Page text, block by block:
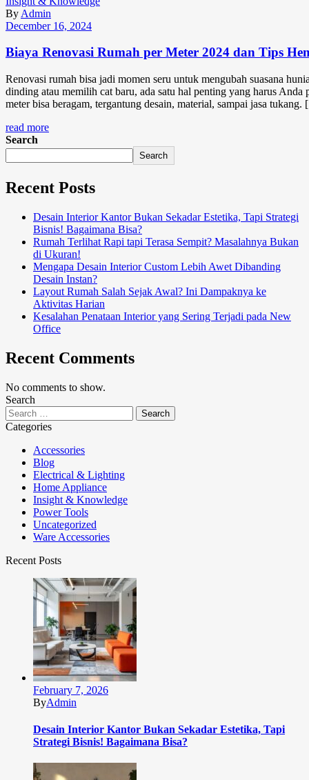
By Admin
December 16, 2024
Biaya Renovasi Rumah per Meter 2024 dan Tips
Renovasi rumah bisa jadi momen seru untuk mengubah suasana
dinding atau memilih cat baru, ada satu hal penting yang harus
meter bisa beragam, tergantung desain, material, sampai jasa
read more
Search
Search
Recent Posts
Desain Interior Kantor Bukan Sekadar Estetika, Tapi Strategi
Bisnis! Bagaimana Bisa?
Rumah Terlihat Rapi tapi Terasa Sempit? Masalahnya Bukan
di Ukuran!
Mengapa Desain Interior Custom Lebih Awet Dibanding
Desain Instan?
Layout Rumah Salah Sejak Awal? Ini Dampaknya ke
Aktivitas Harian
Kesalahan Penataan Interior yang Sering Terjadi pada New
Office
Recent Comments
No comments to show.
Search
Categories
Accessories
Blog
Electrical & Lighting
Home Appliance
Insight & Knowledge
Power Tools
Uncategorized
Ware Accessories
Recent Posts
February 7, 2026
ByAdmin
Desain Interior Kantor Bukan Sekadar Estetika, Tapi
Strategi Bisnis! Bagaimana Bisa?